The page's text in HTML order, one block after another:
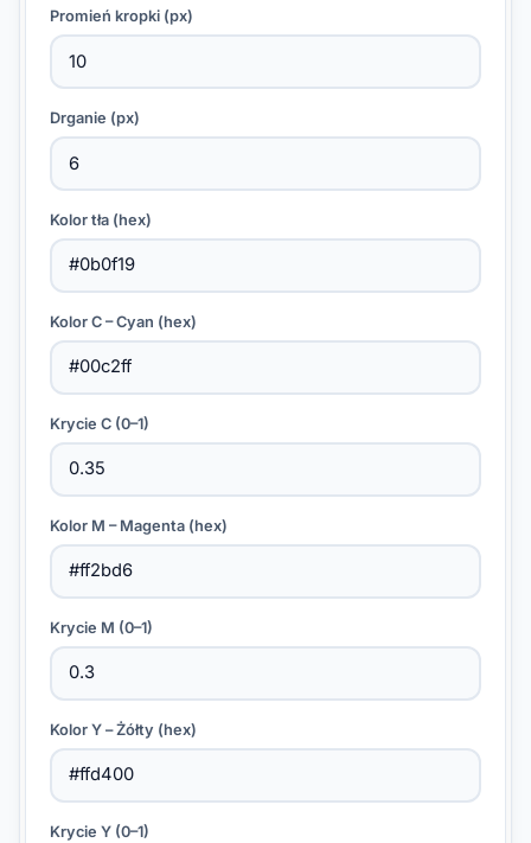
Promień kropki (px)
Drganie (px)
Kolor tła (hex)
Kolor C – Cyan (hex)
Krycie C (0–1)
Kolor M – Magenta (hex)
Krycie M (0–1)
Kolor Y – Żółty (hex)
Krycie Y (0–1)